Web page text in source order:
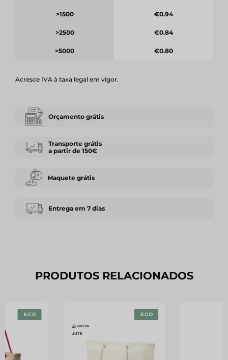
>1500
>2500
>5000
€0.94
€0.84
€0.80
Acresce IVA à taxa legal em vigor.
Orçamento grátis
Transporte grátis
a partir de 150€
Maquete grátis
Entrega em 7 dias
PRODUTOS RELACIONADOS
ECO ECO